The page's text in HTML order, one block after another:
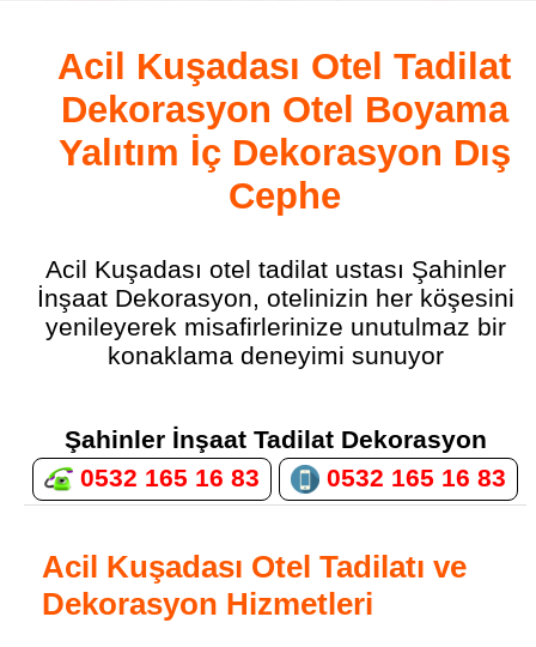
0532 165 16 83
Acil Kuşadası Otel Tadilat
Dekorasyon Otel Boyama
Yalıtım İç Dekorasyon Dış
Cephe
Acil Kuşadası otel tadilat ustası Şahinler
İnşaat Dekorasyon, otelinizin her köşesini
yenileyerek misafirlerinize unutulmaz bir
konaklama deneyimi sunuyor
Şahinler İnşaat Tadilat Dekorasyon
0532 165 16 83
0532 165 16 83
Acil Kuşadası Otel Tadilatı ve
Dekorasyon Hizmetleri